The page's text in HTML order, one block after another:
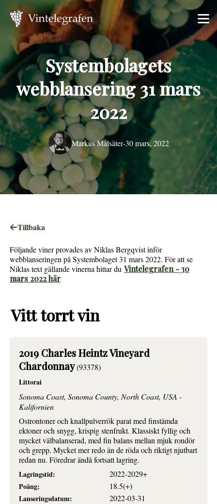
Systembolagets
webblansering 31 mars
2022
Markus Målsäter-30 mars, 2022
Tillbaka
Följande viner provades av Niklas Bergqvist inför
webblanseringen på Systembolaget 31 mars 2022. För att se
Niklas text gällande vinerna hittar du Vintelegrafen - 30
mars 2022 här
Vitt torrt vin
2019 Charles Heintz Vineyard
Chardonnay(93378)
Littorai
Sonoma Coast, Sonoma County, North Coast, USA -
Kalifornien
Ostrontoner och knallpulverrök parat med finstämda
ektoner och snygg, krispig stenfrukt. Klassiskt fyllig och
mycket välbalanserad, med fin balans mellan mjuk rondör
och grepp. Mycket mer redo än de röda och riktigt njutbart
redan nu. Föredrar ändå fortsatt lagring.
Lagringstid:
2022-2029+
Poäng:
18.5(+)
Lanseringsdatum:
2022-03-31